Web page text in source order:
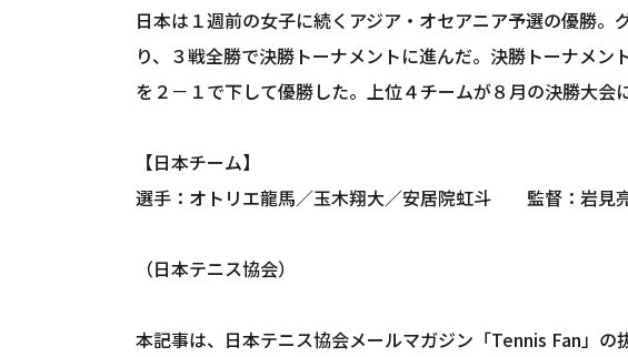
日本は１週前の女子に続くアジア・オセアニア予選の優勝
り、３戦全勝で決勝トーナメントに進んだ。決勝トーナメ
を２－１で下して優勝した。上位４チームが８月の決勝大会
【日本チーム】
選手：オトリエ龍馬／玉木翔大／安居院虹斗 監督：岩見
（日本テニス協会）
本記事は、日本テニス協会メールマガジン「Tennis Fan」の